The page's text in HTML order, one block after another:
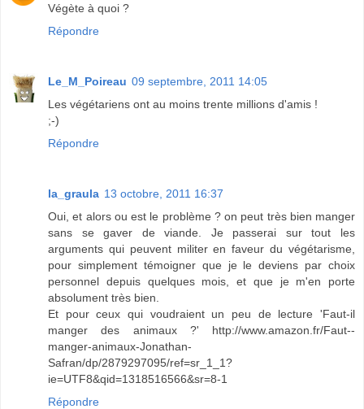
Végète à quoi ?
Répondre
Le_M_Poireau 09 septembre, 2011 14:05
Les végétariens ont au moins trente millions d'amis !
;-)
Répondre
la_graula 13 octobre, 2011 16:37
Oui, et alors ou est le problème ? on peut très bien manger
sans se gaver de viande. Je passerai sur tout les
arguments qui peuvent militer en faveur du végétarisme,
pour simplement témoigner que je le deviens par choix
personnel depuis quelques mois, et que je m'en porte
absolument très bien.
Et pour ceux qui voudraient un peu de lecture 'Faut-il
manger des animaux ?' http://www.amazon.fr/Faut--
manger-animaux-Jonathan-
Safran/dp/2879297095/ref=sr_1_1?
ie=UTF8&qid=1318516566&sr=8-1
Répondre